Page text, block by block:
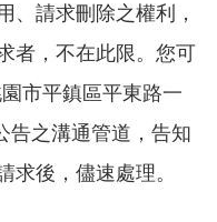
、請求刪除之權利，
者，不在此限。您可
市平鎮區平東路一
告之溝通管道，告知
求後，儘速處理。